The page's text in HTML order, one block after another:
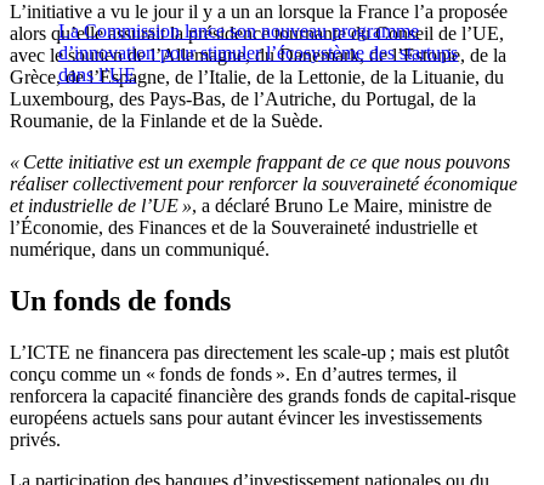
La Commission lance son nouveau programme
d’innovation pour stimuler l’écosystème des startups
dans l’UE
L’initiative a vu le jour il y a un an lorsque la France l’a proposée
alors qu’elle assurait la présidence tournante du Conseil de l’UE,
avec le soutien de l’Allemagne, du Danemark, de l’Estonie, de la
Grèce, de l’Espagne, de l’Italie, de la Lettonie, de la Lituanie, du
Luxembourg, des Pays-Bas, de l’Autriche, du Portugal, de la
Roumanie, de la Finlande et de la Suède.
« Cette initiative est un exemple frappant de ce que nous pouvons
réaliser collectivement pour renforcer la souveraineté économique
et industrielle de l’UE », a déclaré Bruno Le Maire, ministre de
l’Économie, des Finances et de la Souveraineté industrielle et
numérique, dans un communiqué.
Un fonds de fonds
L’ICTE ne financera pas directement les scale-up ; mais est plutôt
conçu comme un « fonds de fonds ». En d’autres termes, il
renforcera la capacité financière des grands fonds de capital-risque
européens actuels sans pour autant évincer les investissements
privés.
La participation des banques d’investissement nationales ou du